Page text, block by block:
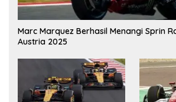
Marc Marquez Berhasil Menangi Sprin
Austria 2025